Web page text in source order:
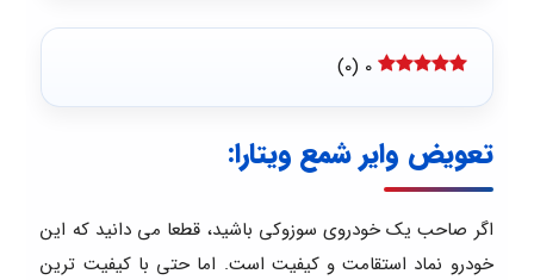
0
(
0
)
تعویض وایر شمع ویتارا:
اگر صاحب یک خودروی سوزوکی باشید، قطعا می دانید که این
خودرو نماد استقامت و کیفیت است. اما حتی با کیفیت ترین